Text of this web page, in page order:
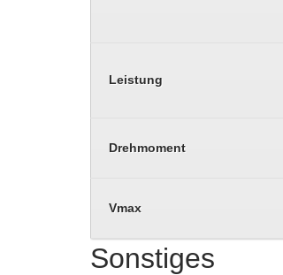
Leistung
Drehmoment
Vmax
Sonstiges